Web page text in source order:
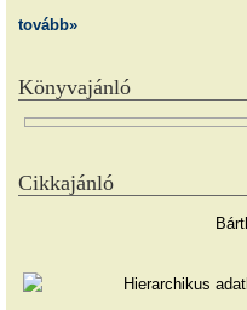
tovább»
Könyvajánló
Cikkajánló